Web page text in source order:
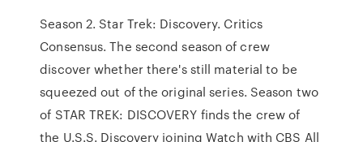
Season 2. Star Trek: Discovery. Critics
Consensus. The second season of crew
discover whether there's still material to be
squeezed out of the original series. Season two
of STAR TREK: DISCOVERY finds the crew of
the U.S.S. Discovery joining Watch with CBS All